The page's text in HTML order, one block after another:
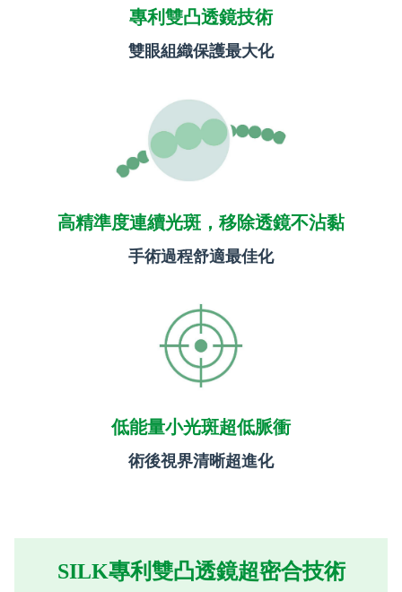
專利雙凸透鏡技術
雙眼組織保護最大化
高精準度連續光斑，移除透鏡不沾黏
手術過程舒適最佳化
低能量小光斑超低脈衝
術後視界清晰超進化
SILK專利雙凸透鏡超密合技術